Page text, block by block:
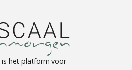
Chanien Engelbertink
is het platform voor